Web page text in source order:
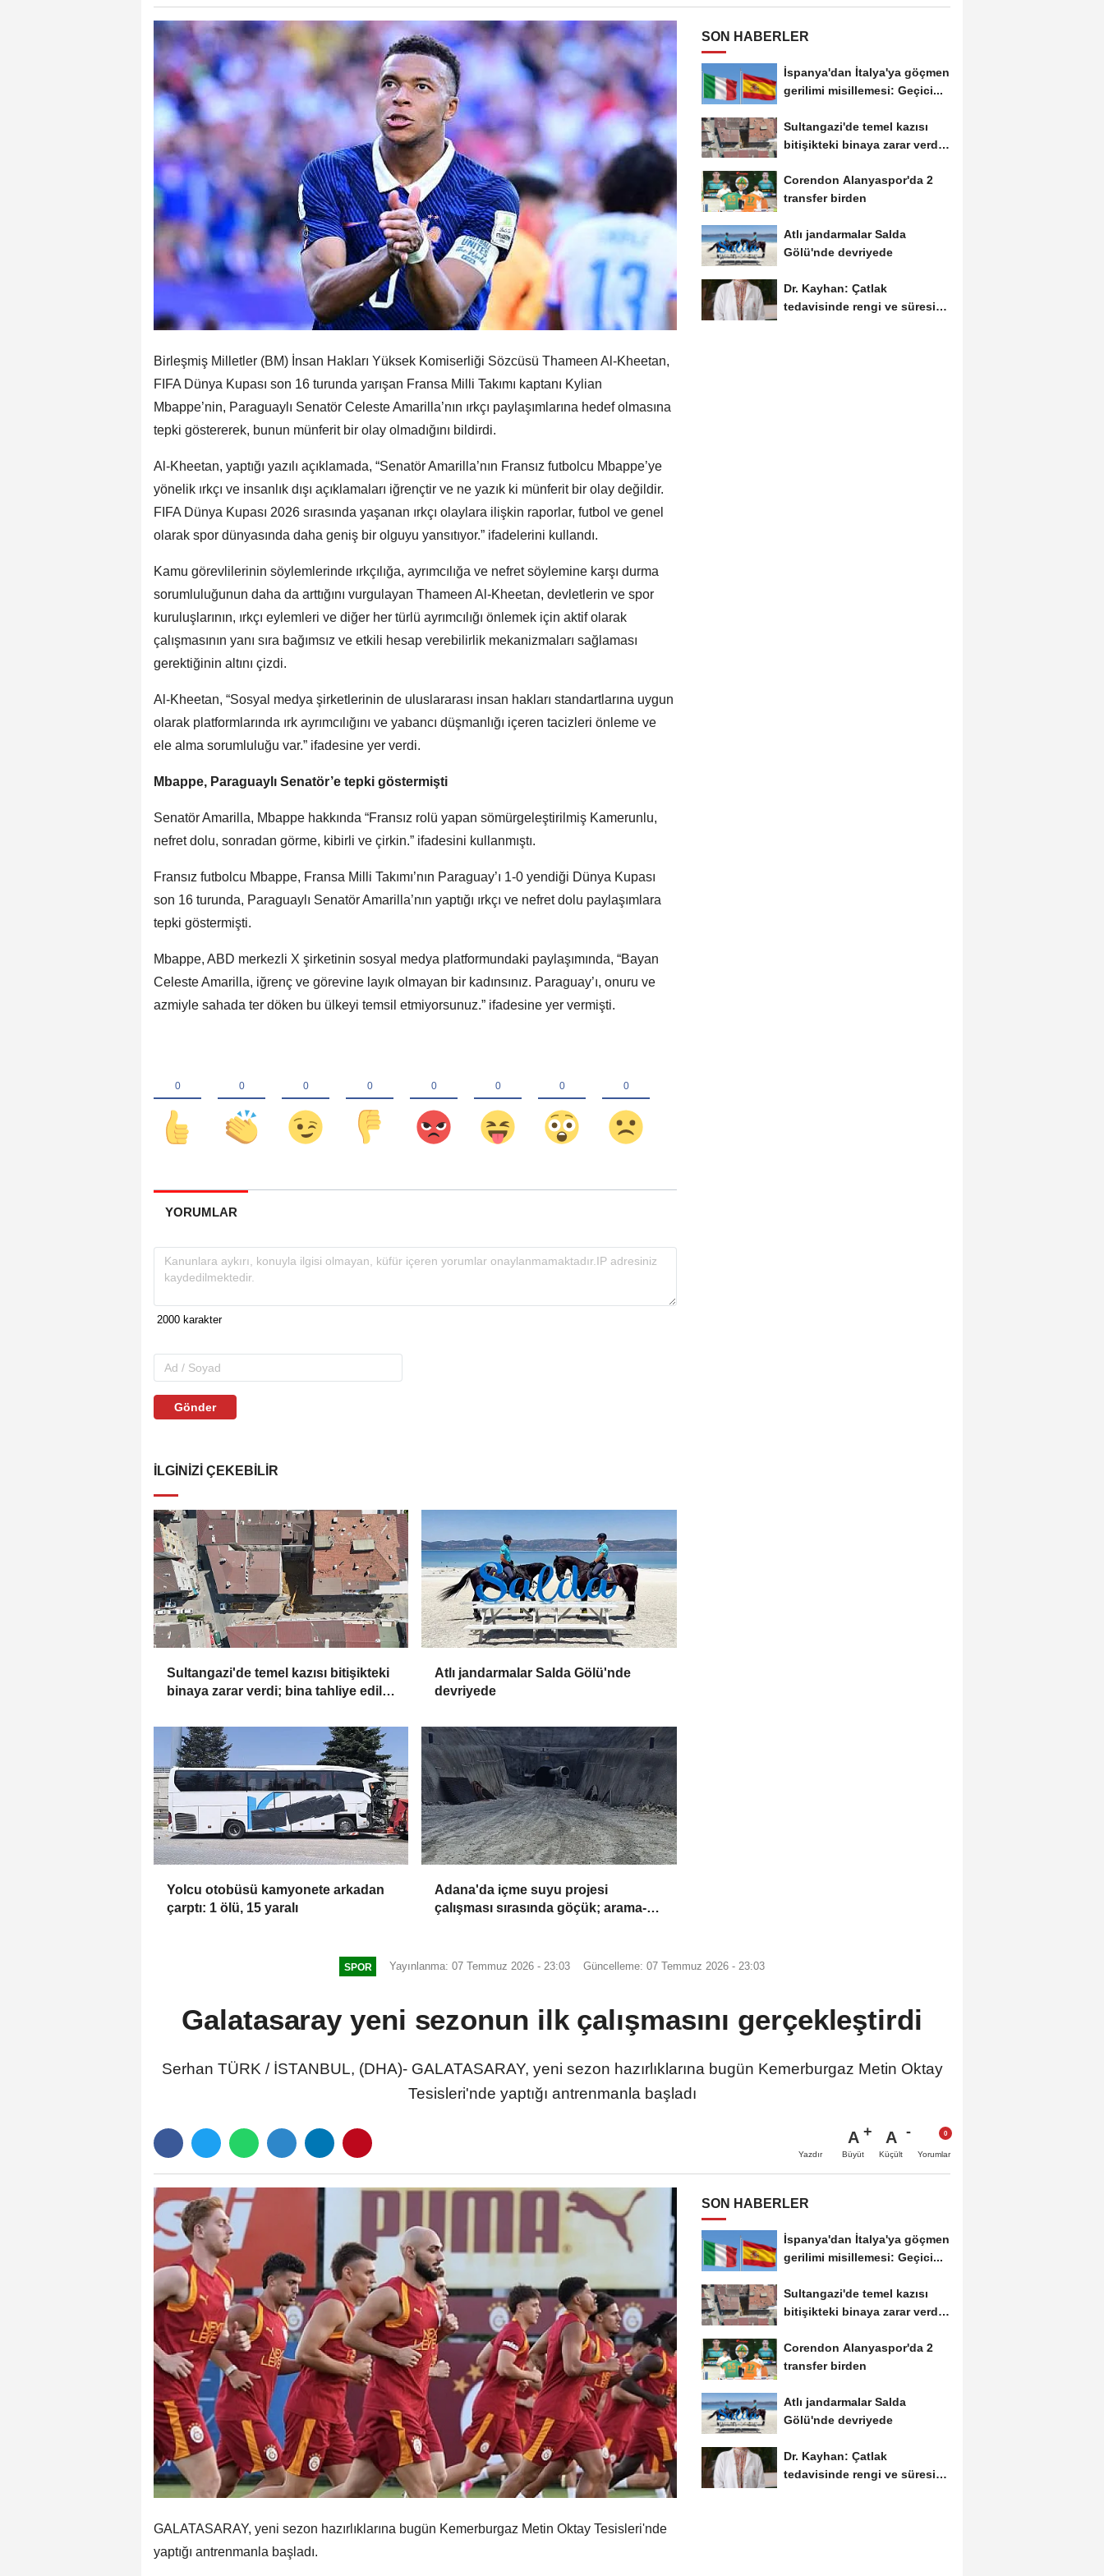
Birleşmiş Milletler (BM) İnsan Hakları Yüksek Komiserliği Sözcüsü Thameen Al-Kheetan,
FIFA Dünya Kupası son 16 turunda yarışan Fransa Milli Takımı kaptanı Kylian
Mbappe’nin, Paraguaylı Senatör Celeste Amarilla’nın ırkçı paylaşımlarına hedef olmasına
tepki göstererek, bunun münferit bir olay olmadığını bildirdi.
Al-Kheetan, yaptığı yazılı açıklamada, “Senatör Amarilla’nın Fransız futbolcu Mbappe’ye
yönelik ırkçı ve insanlık dışı açıklamaları iğrençtir ve ne yazık ki münferit bir olay değildir.
FIFA Dünya Kupası 2026 sırasında yaşanan ırkçı olaylara ilişkin raporlar, futbol ve genel
olarak spor dünyasında daha geniş bir olguyu yansıtıyor.” ifadelerini kullandı.
Kamu görevlilerinin söylemlerinde ırkçılığa, ayrımcılığa ve nefret söylemine karşı durma
sorumluluğunun daha da arttığını vurgulayan Thameen Al-Kheetan, devletlerin ve spor
kuruluşlarının, ırkçı eylemleri ve diğer her türlü ayrımcılığı önlemek için aktif olarak
çalışmasının yanı sıra bağımsız ve etkili hesap verebilirlik mekanizmaları sağlaması
gerektiğinin altını çizdi.
Al-Kheetan, “Sosyal medya şirketlerinin de uluslararası insan hakları standartlarına uygun
olarak platformlarında ırk ayrımcılığını ve yabancı düşmanlığı içeren tacizleri önleme ve
ele alma sorumluluğu var.” ifadesine yer verdi.
Mbappe, Paraguaylı Senatör’e tepki göstermişti
Senatör Amarilla, Mbappe hakkında “Fransız rolü yapan sömürgeleştirilmiş Kamerunlu,
nefret dolu, sonradan görme, kibirli ve çirkin.” ifadesini kullanmıştı.
Fransız futbolcu Mbappe, Fransa Milli Takımı’nın Paraguay’ı 1-0 yendiği Dünya Kupası
son 16 turunda, Paraguaylı Senatör Amarilla’nın yaptığı ırkçı ve nefret dolu paylaşımlara
tepki göstermişti.
Mbappe, ABD merkezli X şirketinin sosyal medya platformundaki paylaşımında, “Bayan
Celeste Amarilla, iğrenç ve görevine layık olmayan bir kadınsınız. Paraguay’ı, onuru ve
azmiyle sahada ter döken bu ülkeyi temsil etmiyorsunuz.” ifadesine yer vermişti.
YORUMLAR
Gönder
İLGINIZI ÇEKEBILIR
Sultangazi'de temel kazısı bitişikteki
binaya zarar verdi; bina tahliye edildi
Atlı jandarmalar Salda Gölü'nde
devriyede
Yolcu otobüsü kamyonete arkadan
çarptı: 1 ölü, 15 yaralı
Adana'da içme suyu projesi
çalışması sırasında göçük; arama-
SON HABERLER
İspanya'dan İtalya'ya göçmen
gerilimi misillemesi: Geçici...
Sultangazi'de temel kazısı
bitişikteki binaya zarar verdi;
Corendon Alanyaspor'da 2
transfer birden
Atlı jandarmalar Salda
Gölü'nde devriyede
Dr. Kayhan: Çatlak
tedavisinde rengi ve süresi
SPOR Yayınlanma: 07 Temmuz 2026 - 23:03 Güncelleme: 07 Temmuz 2026 - 23:03
Galatasaray yeni sezonun ilk çalışmasını gerçekleştirdi
Serhan TÜRK / İSTANBUL, (DHA)- GALATASARAY, yeni sezon hazırlıklarına bugün Kemerburgaz Metin Oktay
Tesisleri'nde yaptığı antrenmanla başladı
Yazdır
A
Büyüt
A
Küçült Yorumlar
GALATASARAY, yeni sezon hazırlıklarına bugün Kemerburgaz Metin Oktay Tesisleri'nde
yaptığı antrenmanla başladı.
SON HABERLER
İspanya'dan İtalya'ya göçmen
gerilimi misillemesi: Geçici...
Sultangazi'de temel kazısı
bitişikteki binaya zarar verdi;
Corendon Alanyaspor'da 2
transfer birden
Atlı jandarmalar Salda
Gölü'nde devriyede
Dr. Kayhan: Çatlak
tedavisinde rengi ve süresi